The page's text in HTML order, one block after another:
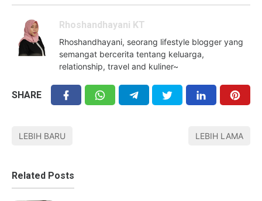
Rhoshandhayani KT
Rhoshandhayani, seorang lifestyle blogger yang
semangat bercerita tentang keluarga,
relationship, travel and kuliner~
SHARE
LEBIH BARU LEBIH LAMA
Related Posts